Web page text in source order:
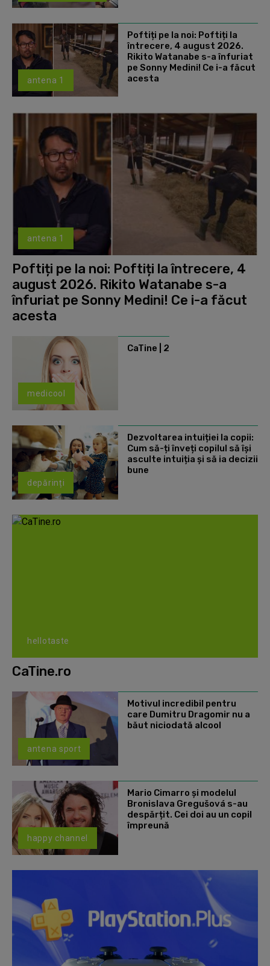
antena 1
Poftiți pe la noi: Poftiți la
întrecere, 4 august 2026.
Rikito Watanabe s-a înfuriat
pe Sonny Medini! Ce i-a făcut
acesta
antena 1
Poftiți pe la noi: Poftiți la întrecere, 4
august 2026. Rikito Watanabe s-a
înfuriat pe Sonny Medini! Ce i-a făcut
acesta
medicool
CaTine | 2
depărinți
Dezvoltarea intuiției la copii:
Cum să-ți înveți copilul să își
asculte intuiția și să ia decizii
bune
hellotaste
CaTine.ro
antena sport
Motivul incredibil pentru
care Dumitru Dragomir nu a
băut niciodată alcool
happy channel
Mario Cimarro și modelul
Bronislava Gregušová s-au
despărțit. Cei doi au un copil
împreună